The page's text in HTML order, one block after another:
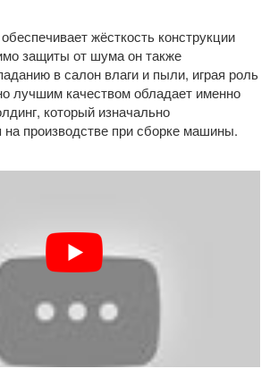
жёсткость конструкции
защиты от шума он также
в салон влаги и пыли, играя роль
лучшим качеством обладает именно
который изначально
на производстве при сборке машины.